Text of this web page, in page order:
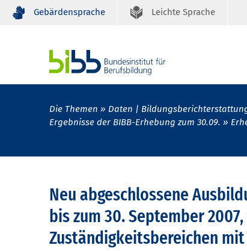
Gebärdensprache Leichte Sprache
Die Themen Daten |
Ergebnisse der BIBB-Erhebung zum 30.09.
Neu abgeschlossene
bis zum 30. September
Zuständigkeitsbereichen